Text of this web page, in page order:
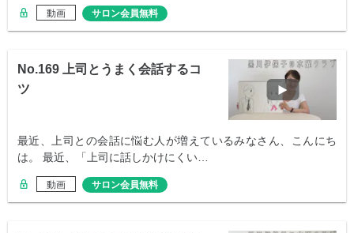
動画 サロン会員無料
No.169 上司とうまく会話するコ
ツ
最近、上司との会話に悩む人が増えているみなさん、こんにち
は。 最近、「上司に話しかけにくい…
動画 サロン会員無料